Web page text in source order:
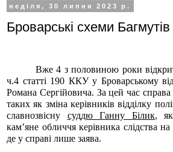
неділя, 30 липня 2023 р.
Броварські схеми
Вже 4 з половиною роки
ч.4 статті 190 ККУ у Броварському
Романа Сергійовича. За цей час
таких як зміна керівників відділку
славнозвісну суддю Ганну Білик,
кам’яне обличчя керівника слідства
де у справі лише заява.